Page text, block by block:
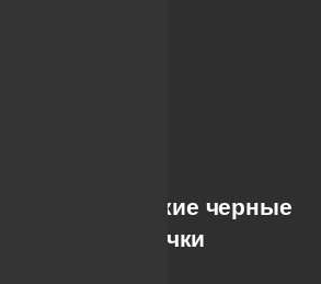
Итальянские черные
ручки